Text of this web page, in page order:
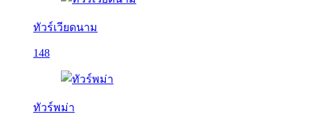
ทัวร์เวียดนาม
148
ทัวร์พม่า